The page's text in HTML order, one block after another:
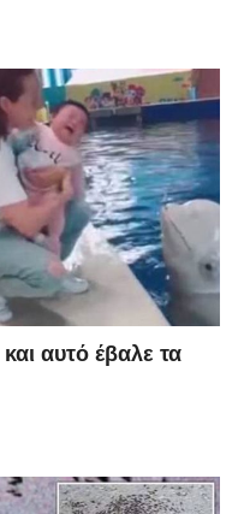
αυτό έβαλε τα